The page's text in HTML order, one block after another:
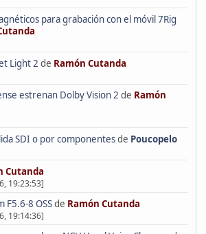
para grabación con el móvil 7Rig
Light 2 de Ramón Cutanda
estrenan Dolby Vision 2 de Ramón
SDI o por componentesde Poucopelo
Cutanda
19:23:53]
F5.6-8 OSSde Ramón Cutanda
19:14:36]